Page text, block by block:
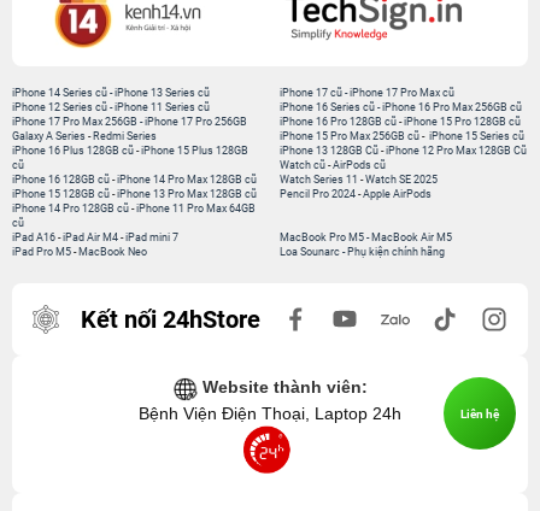
iPhone 14 Series cũ -iPhone 13 Series cũ
iPhone 12 Series cũ -iPhone 11 Series cũ
iPhone 17 Pro Max 256GB -iPhone 17 Pro 256GB
Galaxy A Series - Redmi Series
iPhone 17 cũ-iPhone 17 Pro Max cũ
iPhone 16 Series cũ- iPhone 16 Pro Max 256GB cũ
iPhone 16 Pro 128GB cũ-iPhone 15 Pro 128GB cũ
iPhone 15 Pro Max 256GB cũ- iPhone 15 Series cũ
iPhone 16 Plus 128GB cũ -iPhone 15 Plus 128GB
cũ
iPhone 16 128GB cũ -iPhone 14 Pro Max 128GB cũ
iPhone 15 128GB cũ -iPhone 13 Pro Max 128GB cũ
iPhone 14 Pro 128GB cũ -iPhone 11 Pro Max 64GB
cũ
iPhone 13 128GB Cũ-iPhone 12 Pro Max 128GB Cũ
Watch cũ-AirPods cũ
Watch Series 11 -Watch SE 2025
Pencil Pro 2024-Apple AirPods
iPad A16 -iPad Air M4 -iPad mini 7
iPad Pro M5 - MacBook Neo
MacBook Pro M5- MacBook Air M5
Loa Sounarc- Phụ kiện chính hãng
Kết nối 24hStore
Website thành viên:
Bệnh Viện Điện Thoại, Laptop 24h
Liên hệ